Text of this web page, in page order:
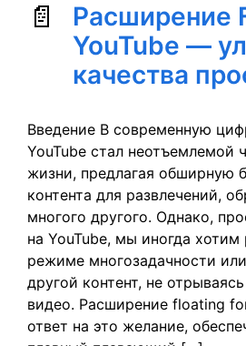
Расширение
YouTube —
качества
Введение В современную
YouTube стал неотъемлемой
жизни, предлагая обширную
контента для развлечений,
многого другого. Однако,
на YouTube, мы иногда хотим
режиме многозадачности
другой контент, не
видео. Расширение floating
ответ на это желание,